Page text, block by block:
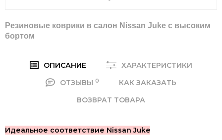
Резиновые коврики в салон Nissan Juke c высоким
бортом
ОПИСАНИЕ
ХАРАКТЕРИСТИКИ
ОТЗЫВЫ 0
КАК ЗАКАЗАТЬ
ВОЗВРАТ ТОВАРА
Идеальное соответствие Nissan Juke